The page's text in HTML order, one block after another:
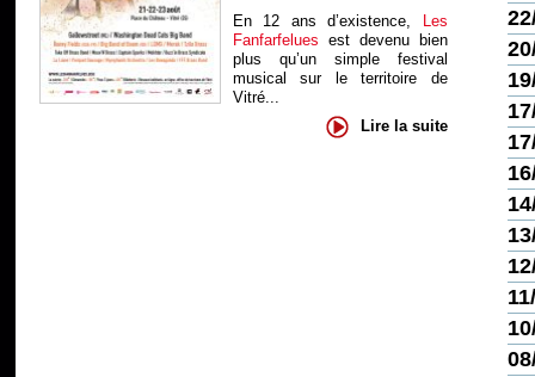
En 12 ans d’existence, Les
Fanfarfelues est devenu bien
plus qu’un simple festival
musical sur le territoire de
Vitré...
Lire la suite